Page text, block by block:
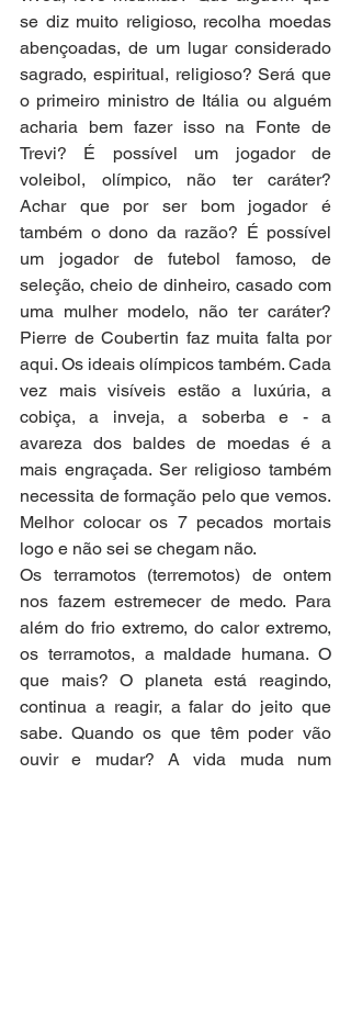
se diz muito religioso, recolha moedas
abençoadas, de um lugar considerado
sagrado, espiritual, religioso? Será que
o primeiro ministro de Itália ou alguém
acharia bem fazer isso na Fonte de
Trevi? É possível um jogador de
voleibol, olímpico, não ter caráter?
Achar que por ser bom jogador é
também o dono da razão? É possível
um jogador de futebol famoso, de
seleção, cheio de dinheiro, casado com
uma mulher modelo, não ter caráter?
Pierre de Coubertin faz muita falta por
aqui. Os ideais olímpicos também. Cada
vez mais visíveis estão a luxúria, a
cobiça, a inveja, a soberba e - a
avareza dos baldes de moedas é a
mais engraçada. Ser religioso também
necessita de formação pelo que vemos.
Melhor colocar os 7 pecados mortais
logo e não sei se chegam não.
Os terramotos (terremotos) de ontem
nos fazem estremecer de medo. Para
além do frio extremo, do calor extremo,
os terramotos, a maldade humana. O
que mais? O planeta está reagindo,
continua a reagir, a falar do jeito que
sabe. Quando os que têm poder vão
ouvir e mudar? A vida muda num